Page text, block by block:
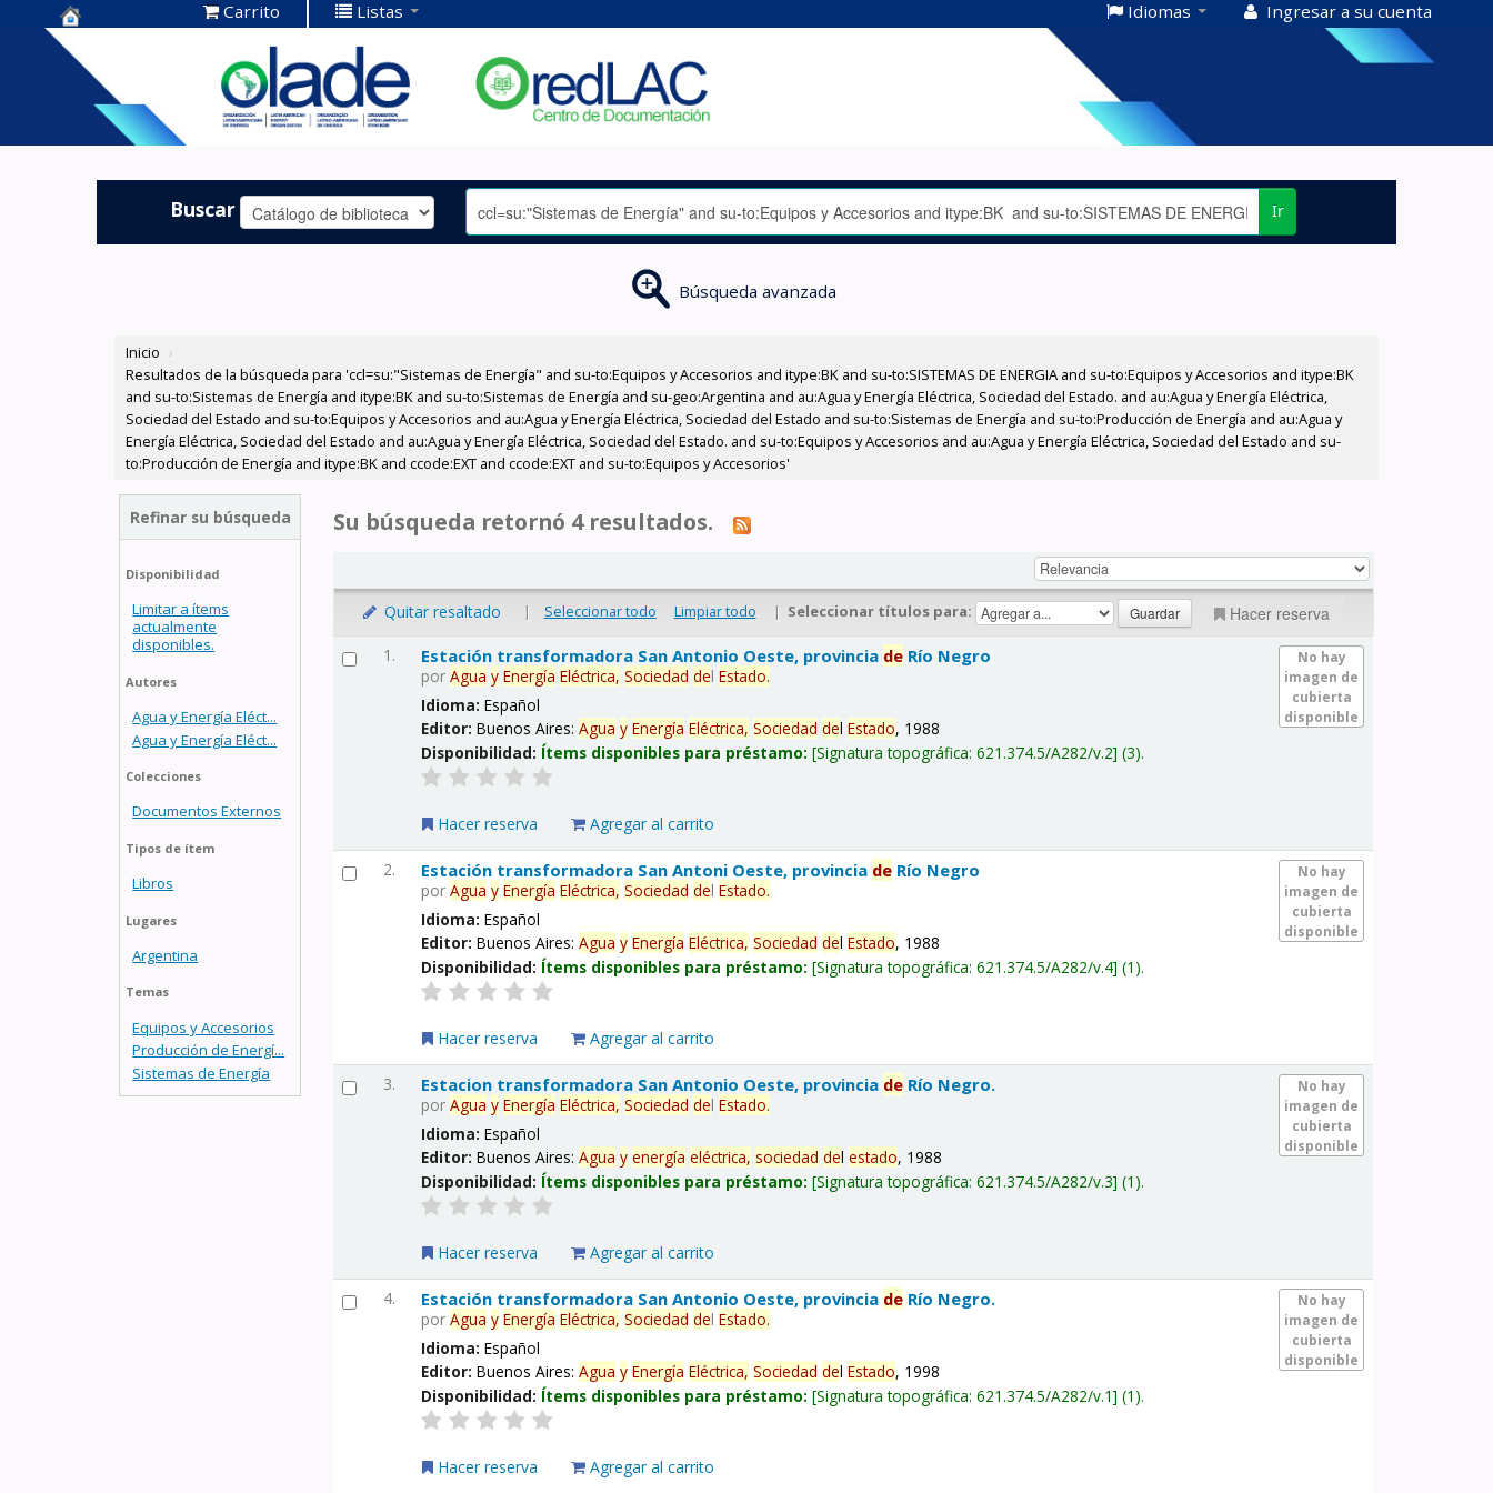
Centro de
Documentación
OLADE -
Carrito Listas Idiomas Ingresar a su cuenta
Buscar Ir
Búsqueda avanzada
Inicio ›
Resultados de la búsqueda para 'ccl=su:"Sistemas de Energía" and su-to:Equipos y Accesorios and itype:BK and su-to:SISTEMAS DE ENERGIA and su-to:Equipos y Accesorios and itype:BK
and su-to:Sistemas de Energía and itype:BK and su-to:Sistemas de Energía and su-geo:Argentina and au:Agua y Energía Eléctrica, Sociedad del Estado. and au:Agua y Energía Eléctrica,
Sociedad del Estado and su-to:Equipos y Accesorios and au:Agua y Energía Eléctrica, Sociedad del Estado and su-to:Sistemas de Energía and su-to:Producción de Energía and au:Agua y
Energía Eléctrica, Sociedad del Estado and au:Agua y Energía Eléctrica, Sociedad del Estado. and su-to:Equipos y Accesorios and au:Agua y Energía Eléctrica, Sociedad del Estado and su-
to:Producción de Energía and itype:BK and ccode:EXT and ccode:EXT and su-to:Equipos y Accesorios'
Refinar su búsqueda
Disponibilidad
Limitar a ítems
actualmente
disponibles.
Autores
Agua y Energía Eléct...
Agua y Energía Eléct...
Colecciones
Documentos Externos
Tipos de ítem
Libros
Lugares
Argentina
Temas
Equipos y Accesorios
Producción de Energí...
Sistemas de Energía
Su búsqueda retornó 4 resultados.
Quitar resaltado | Seleccionar todo Limpiar todo | Seleccionar títulos para: Hacer reserva
1.
No hay
imagen de
cubierta
disponible
Estación transformadora San Antonio Oeste, provincia de Río Negro
porAgua y Energía Eléctrica, Sociedad delEstado.
Idioma:Español
Editor:Buenos Aires:Agua y Energía Eléctrica, Sociedad delEstado, 1988
Disponibilidad: Ítems disponibles para préstamo: Signatura topográfica:621.374.5/A282/v.2 (3).
Hacer reserva Agregar al carrito
2.
No hay
imagen de
cubierta
disponible
Estación transformadora San Antoni Oeste, provincia de Río Negro
porAgua y Energía Eléctrica, Sociedad delEstado.
Idioma:Español
Editor:Buenos Aires:Agua y Energía Eléctrica, Sociedad delEstado, 1988
Disponibilidad: Ítems disponibles para préstamo: Signatura topográfica:621.374.5/A282/v.4 (1).
Hacer reserva Agregar al carrito
3.
No hay
imagen de
cubierta
disponible
Estacion transformadora San Antonio Oeste, provincia de Río Negro.
porAgua y Energía Eléctrica, Sociedad delEstado.
Idioma:Español
Editor:Buenos Aires:Agua y energía eléctrica, sociedad delestado, 1988
Disponibilidad: Ítems disponibles para préstamo: Signatura topográfica:621.374.5/A282/v.3 (1).
Hacer reserva Agregar al carrito
4.
No hay
imagen de
cubierta
disponible
Estación transformadora San Antonio Oeste, provincia de Río Negro.
porAgua y Energía Eléctrica, Sociedad delEstado.
Idioma:Español
Editor:Buenos Aires:Agua y Energía Eléctrica, Sociedad delEstado, 1998
Disponibilidad: Ítems disponibles para préstamo: Signatura topográfica:621.374.5/A282/v.1 (1).
Hacer reserva Agregar al carrito